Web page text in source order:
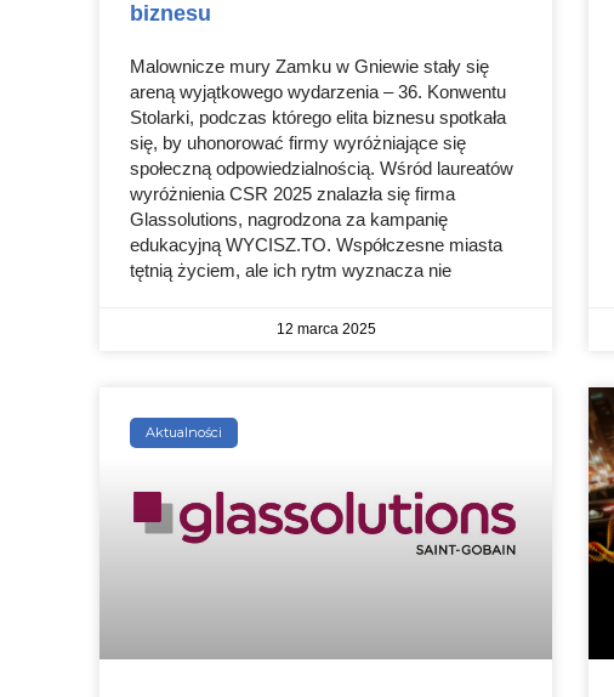
biznesu
Malownicze mury Zamku w Gniewie stały się
areną wyjątkowego wydarzenia – 36. Konwentu
Stolarki, podczas którego elita biznesu spotkała
się, by uhonorować firmy wyróżniające się
społeczną odpowiedzialnością. Wśród laureatów
wyróżnienia CSR 2025 znalazła się firma
Glassolutions, nagrodzona za kampanię
edukacyjną WYCISZ.TO. Współczesne miasta
tętnią życiem, ale ich rytm wyznacza nie
12 marca 2025
Aktualności